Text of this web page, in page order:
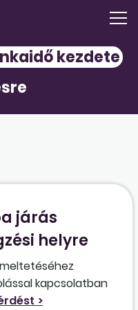
kezdete
járás
helyre
kapcsolatban